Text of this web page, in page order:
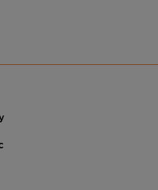
người tham gia bộ môn này
sự phát triển đó, nhu cầu về
đã cho ra mắt NeoFlex -
nghiệp, được thiết kế dành
đề cao tốc độ, sự linh hoạt,
động. Với mức giá thuộc
cấp, “thành viên” mới của
tâm đông đảo của người chơi
NeoFlex có gì đặc biệt?